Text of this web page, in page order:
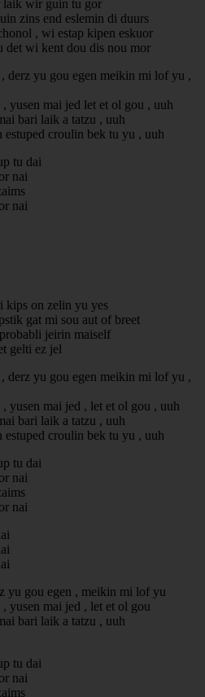
laik wir guin tu gor
zins end eslemin di duurs
, wi estap kipen eskuor
det wi kent dou dis nou mor
derz yu gou egen meikin mi lof yu ,
yusen mai jed let et ol gou , uuh
bari laik a tatzu , uuh
croulin bek tu yu , uuh
tu dai
nai
nai
kips on zelin yu yes
gat mi sou aut of breet
jeirin maiself
gelti ez jel
derz yu gou egen meikin mi lof yu ,
yusen mai jed , let et ol gou , uuh
bari laik a tatzu , uuh
croulin bek tu yu , uuh
tu dai
nai
nai
yu gou egen , meikin mi lof yu
yusen mai jed , let et ol gou
bari laik a tatzu , uuh
tu dai
nai